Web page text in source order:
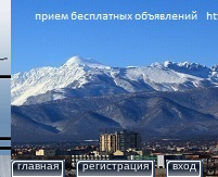
главная регистрация вход